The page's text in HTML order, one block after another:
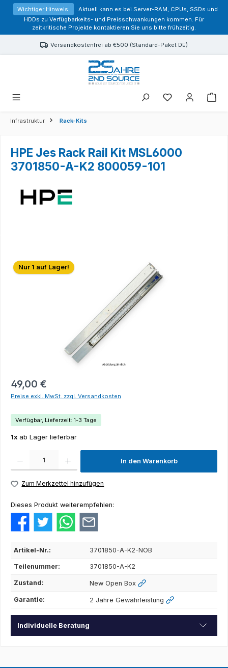
springen
Wichtiger Hinweis:
Aktuell kann es bei Server-RAM, CPUs, SSDs und
HDDs zu Verfügbarkeits- und Preisschwankungen kommen. Für
zeitkritische Projekte kontaktieren Sie uns bitte frühzeitig.
Versandkostenfrei ab €500 (Standard-Paket DE)
Sie haben 0
Infrastruktur Rack-Kits
HPE Jes Rack Rail Kit MSL6000
3701850-A-K2 800059-101
Bildergalerie überspringen
Nur 1 auf Lager!
49,00 €
Preise exkl. MwSt. zzgl. Versandkosten
Verfügbar, Lieferzeit: 1-3 Tage
1x ab Lager lieferbar
In den Warenkorb
Zum Merkzettel hinzufügen
Dieses Produkt weiterempfehlen:
Artikel-Nr.: 3701850-A-K2-NOB
Teilenummer: 3701850-A-K2
Zustand: New Open Box
Garantie: 2 Jahre Gewährleistung
Individuelle Beratung